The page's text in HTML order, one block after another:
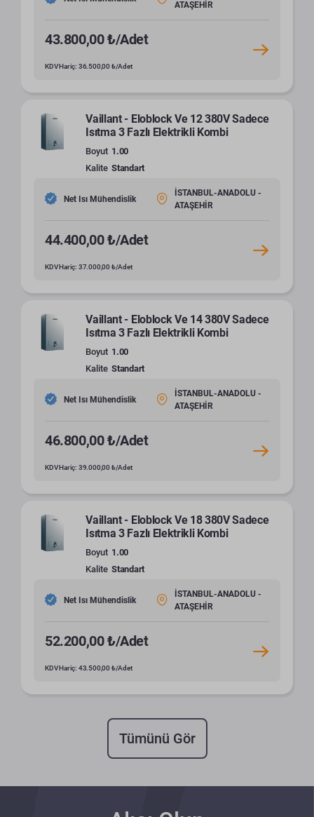
ATAŞEHİR
43.800,00 ₺/Adet
KDV Hariç: 36.500,00 ₺/Adet
Vaillant - Eloblock Ve 12 380V Sadece
Isıtma 3 Fazlı Elektrikli Kombi
Boyut 1.00
Kalite Standart
Net Isı Mühendislik
İSTANBUL-ANADOLU -
ATAŞEHİR
44.400,00 ₺/Adet
KDV Hariç: 37.000,00 ₺/Adet
Vaillant - Eloblock Ve 14 380V Sadece
Isıtma 3 Fazlı Elektrikli Kombi
Boyut 1.00
Kalite Standart
Net Isı Mühendislik
İSTANBUL-ANADOLU -
ATAŞEHİR
46.800,00 ₺/Adet
KDV Hariç: 39.000,00 ₺/Adet
Vaillant - Eloblock Ve 18 380V Sadece
Isıtma 3 Fazlı Elektrikli Kombi
Boyut 1.00
Kalite Standart
Net Isı Mühendislik
İSTANBUL-ANADOLU -
ATAŞEHİR
52.200,00 ₺/Adet
KDV Hariç: 43.500,00 ₺/Adet
Tümünü Gör